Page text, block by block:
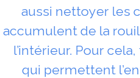
aussi nettoyer les
accumulent de la
l’intérieur. Pour
qui permettent